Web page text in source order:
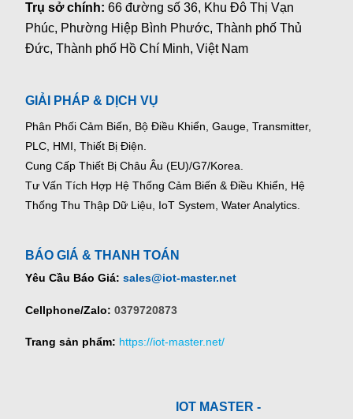
Trụ sở chính:66 đường số 36, Khu Đô Thị Vạn
Phúc, Phường Hiệp Bình Phước, Thành phố Thủ
Đức, Thành phố Hồ Chí Minh, Việt Nam
GIẢI PHÁP & DỊCH VỤ
Phân Phối Cảm Biến, Bộ Điều Khiển, Gauge, Transmitter,
PLC, HMI, Thiết Bị Điện.
Cung Cấp Thiết Bị Châu Âu (EU)/G7/Korea.
Tư Vấn Tích Hợp Hệ Thống Cảm Biến & Điều Khiển, Hệ
Thống Thu Thập Dữ Liệu, IoT System, Water Analytics.
BÁO GIÁ & THANH TOÁN
Yêu Cầu Báo Giá: sales@iot-master.net
Cellphone/Zalo: 0379720873
Trang sản phẩm: https://iot-master.net/
IOT MASTER -